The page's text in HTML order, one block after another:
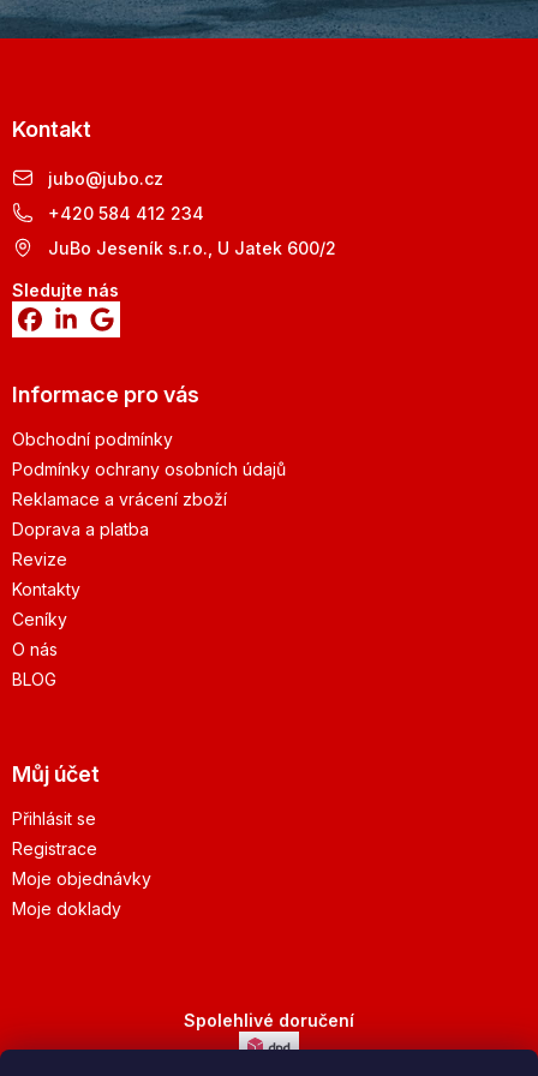
Kontakt
jubo@jubo.cz
+420 584 412 234
JuBo Jeseník s.r.o., U Jatek 600/2
Sledujte nás
Informace pro vás
Obchodní podmínky
Podmínky ochrany osobních údajů
Reklamace a vrácení zboží
Doprava a platba
Revize
Kontakty
Ceníky
O nás
BLOG
Můj účet
Přihlásit se
Registrace
Moje objednávky
Moje doklady
Spolehlivé doručení